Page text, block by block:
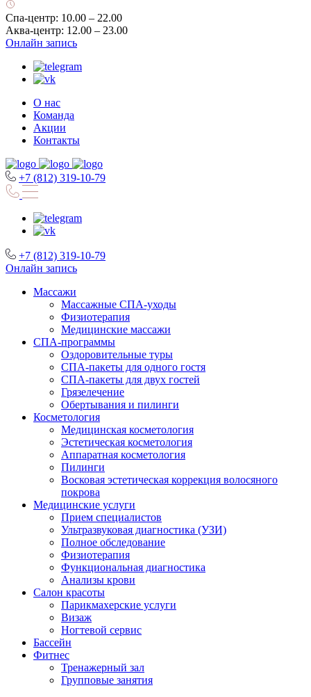
Спа-центр: 10.00 – 22.00
Аква-центр: 12.00 – 23.00
Онлайн запись
О нас
Команда
Акции
Контакты
+7 (812) 319-10-79
+7 (812) 319-10-79
Онлайн запись
Массажи
Массажные СПА-уходы
Физиотерапия
Медицинские массажи
СПА-программы
Оздоровительные туры
СПА-пакеты для одного гостя
СПА-пакеты для двух гостей
Грязелечение
Обертывания и пилинги
Косметология
Медицинская косметология
Эстетическая косметология
Аппаратная косметология
Пилинги
Восковая эстетическая коррекция волосяного
покрова
Медицинские услуги
Прием специалистов
Ультразвуковая диагностика (УЗИ)
Полное обследование
Физиотерапия
Функциональная диагностика
Анализы крови
Салон красоты
Парикмахерские услуги
Визаж
Ногтевой сервис
Бассейн
Фитнес
Тренажерный зал
Групповые занятия